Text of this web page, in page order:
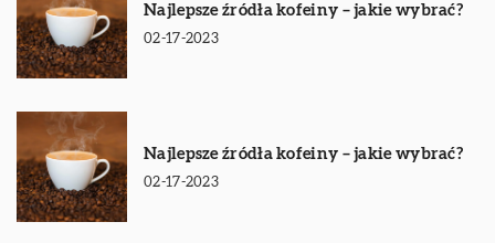
Najlepsze źródła kofeiny – jakie wybrać?
02-17-2023
Najlepsze źródła kofeiny – jakie wybrać?
02-17-2023